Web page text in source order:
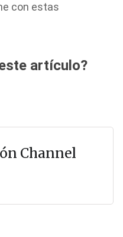
con estas
artículo?
Channel